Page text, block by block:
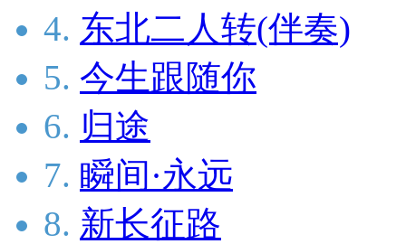
4. 东北二人转(伴奏)
5. 今生跟随你
6. 归途
7. 瞬间·永远
8. 新长征路